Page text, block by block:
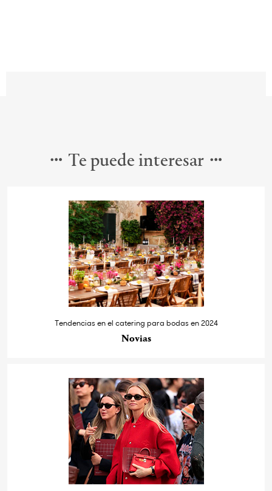
Te puede interesar
Tendencias en el catering para bodas en 2024
Novias